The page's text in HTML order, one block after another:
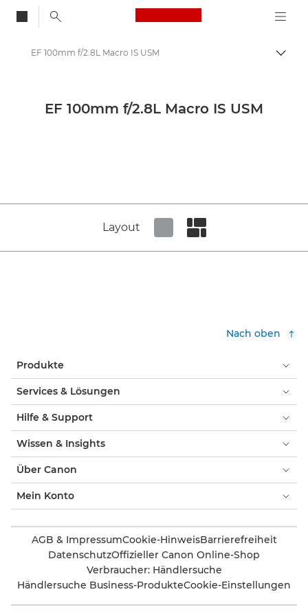
Canon Logo, back
Auf
Canon Kameraobjektive
EF 100mm f/2.8L Macro IS USM
EF 100mm f/2.8L Macro IS USM
Layout
Nach oben
Produkte
Services & Lösungen
Hilfe & Support
Wissen & Insights
Über Canon
Mein Konto
AGB & ImpressumCookie-HinweisBarrierefreiheit
DatenschutzOffizieller Canon Online-Shop
Verbraucher: Händlersuche
Händlersuche Business-ProdukteCookie-Einstellungen